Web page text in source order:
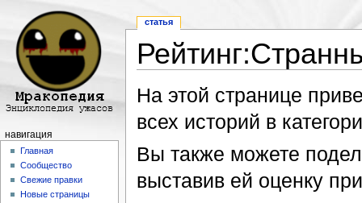
На этой странице
всех историй в
Вы также можете
выставив ей оценку
статья
навигация
Главная
Сообщество
Свежие правки
Новые страницы